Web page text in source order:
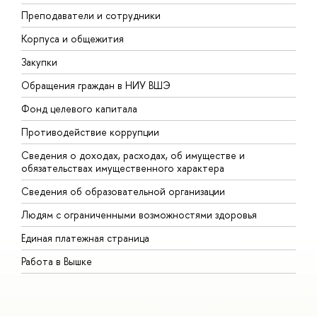
Преподаватели и сотрудники
Корпуса и общежития
Закупки
Обращения граждан в НИУ ВШЭ
Фонд целевого капитала
Противодействие коррупции
Сведения о доходах, расходах, об имуществе и
обязательствах имущественного характера
Сведения об образовательной организации
Людям с ограниченными возможностями здоровья
Единая платежная страница
Работа в Вышке